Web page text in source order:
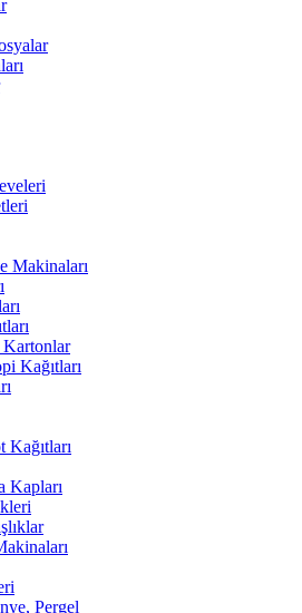
Makinaları
Kartonlar
Kağıtları
Kağıtları
Kapları
Pergel